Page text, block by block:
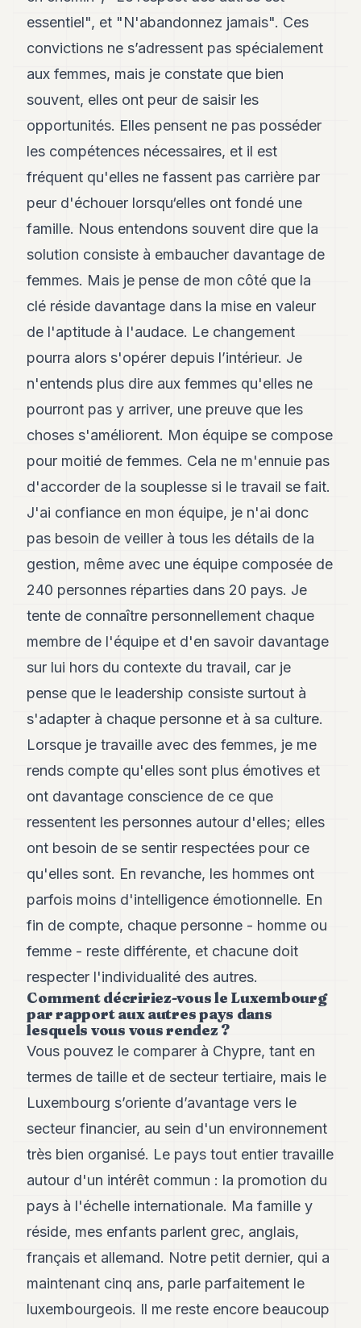
essentiel", et "N'abandonnez jamais". Ces
convictions ne s’adressent pas spécialement
aux femmes, mais je constate que bien
souvent, elles ont peur de saisir les
opportunités. Elles pensent ne pas posséder
les compétences nécessaires, et il est
fréquent qu'elles ne fassent pas carrière par
peur d'échouer lorsqu‘elles ont fondé une
famille. Nous entendons souvent dire que la
solution consiste à embaucher davantage de
femmes. Mais je pense de mon côté que la
clé réside davantage dans la mise en valeur
de l'aptitude à l'audace. Le changement
pourra alors s'opérer depuis l’intérieur. Je
n'entends plus dire aux femmes qu'elles ne
pourront pas y arriver, une preuve que les
choses s'améliorent. Mon équipe se compose
pour moitié de femmes. Cela ne m'ennuie pas
d'accorder de la souplesse si le travail se fait.
J'ai confiance en mon équipe, je n'ai donc
pas besoin de veiller à tous les détails de la
gestion, même avec une équipe composée de
240 personnes réparties dans 20 pays. Je
tente de connaître personnellement chaque
membre de l'équipe et d'en savoir davantage
sur lui hors du contexte du travail, car je
pense que le leadership consiste surtout à
s'adapter à chaque personne et à sa culture.
Lorsque je travaille avec des femmes, je me
rends compte qu'elles sont plus émotives et
ont davantage conscience de ce que
ressentent les personnes autour d'elles; elles
ont besoin de se sentir respectées pour ce
qu'elles sont. En revanche, les hommes ont
parfois moins d'intelligence émotionnelle. En
fin de compte, chaque personne - homme ou
femme - reste différente, et chacune doit
respecter l'individualité des autres.
Comment décririez-vous le Luxembourg
par rapport aux autres pays dans
lesquels vous vous rendez ?
Vous pouvez le comparer à Chypre, tant en
termes de taille et de secteur tertiaire, mais le
Luxembourg s’oriente d’avantage vers le
secteur financier, au sein d'un environnement
très bien organisé. Le pays tout entier travaille
autour d'un intérêt commun : la promotion du
pays à l'échelle internationale. Ma famille y
réside, mes enfants parlent grec, anglais,
français et allemand. Notre petit dernier, qui a
maintenant cinq ans, parle parfaitement le
luxembourgeois. Il me reste encore beaucoup